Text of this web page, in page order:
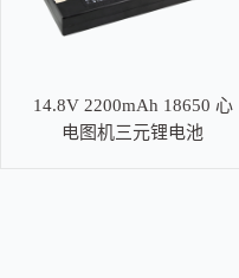
14.8V 2200mAh 18650 心
电图机三元锂电池